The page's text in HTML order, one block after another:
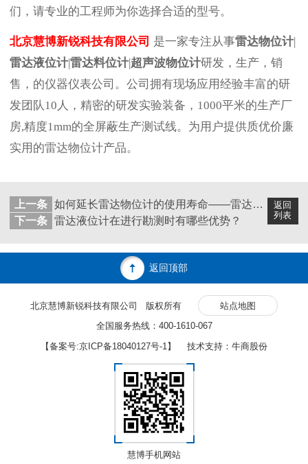
们，请专业的工程师为你选择合适的型号。
北京慧博新锐科技有限公司 是一家专注从事雷达物位计
雷达液位计雷达料位计 超声波物位计研发，生产，销
售，的仪器仪表公司。公司拥有现场应用经验丰富的研
发团队10人，精密的研发实验装备，1000平米的生产厂
房,精度1mm的全屏蔽生产测试线。为用户提供质优价廉
实用的雷达物位计产品。
返回
列表
上一条 如何延长雷达物位计的使用寿命——雷达物位计厂家科普
下一条 雷达液位计在进行勘测时有哪些优势？
返回顶部
北京慧博新锐科技有限公司 版权所有
站点地图
全国服务热线：400-1610-067
【备案号:京ICP备18040127号-1 】 技术支持：牛商股份
慧博手机网站